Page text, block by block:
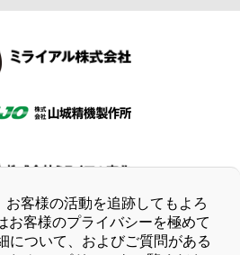
シー
情報トップ
客様の活動を追跡してもよろ
お客様のプライバシーを極めて
について、およびご質問がある